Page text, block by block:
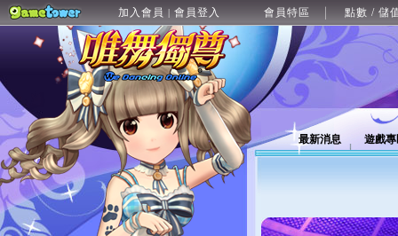
加入會員 | 會員登入 會員特區 點數 / 儲
最新消息 遊戲